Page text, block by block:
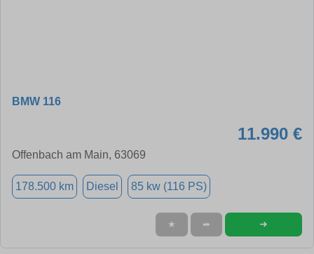
BMW 116
11.990 €
Offenbach am Main, 63069
178.500 km Diesel 85 kw (116 PS)
★ ➦ ➜